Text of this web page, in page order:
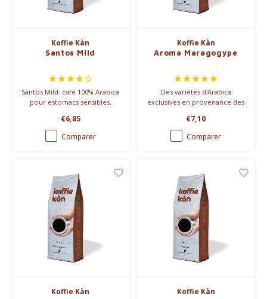
Koffie Kàn
Santos Mild
Santos Mild: café 100% Arabica
pour estomacs sensibles.
caféine, plein de saveur.
Arômes chocolat et noix.
Vous le méritez.
€6,85
Comparer
Koffie Kàn
Aroma Maragogype
Des variétés d'Arabica
exclusives en provenance des
l'exquis Maragogype font du
mélange Maragogype un café
des plus charmants,
€7,10
Comparer
Koffie Kàn
Koffie Kàn